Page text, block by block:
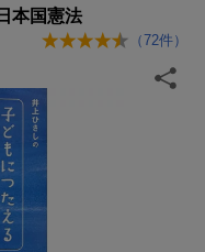
本国憲法
（72件）